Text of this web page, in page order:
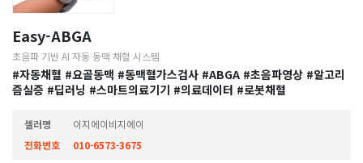
Easy-ABGA
초음파 기반 AI 자동 동맥 채혈 시스템
#자동채혈 #요골동맥 #동맥혈가스검사 #ABGA #초음파영상 #알고리
즘실증 #딥러닝 #스마트의료기기 #의료데이터 #로봇채혈
셀러명
이지에이비지에이
전화번호
010-6573-3675